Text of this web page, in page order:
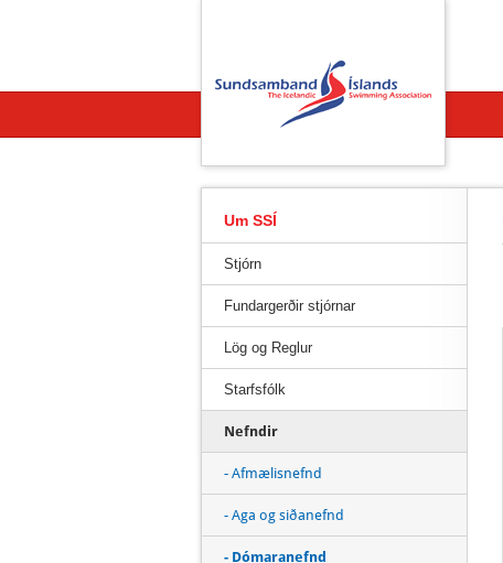
Um SSÍ
Stjórn
Fundargerðir stjórnar
Lög og Reglur
Starfsfólk
Nefndir
- Afmælisnefnd
- Aga og siðanefnd
- Dómaranefnd